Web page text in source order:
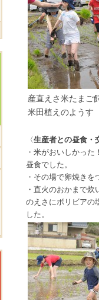
産直えさ米たまご
米田植えのようす
〈生産者との昼食・
・米がおいしかっ
昼食でした。
・その場で卵焼き
・直火のおかまで
のえさにボリビアの
した。